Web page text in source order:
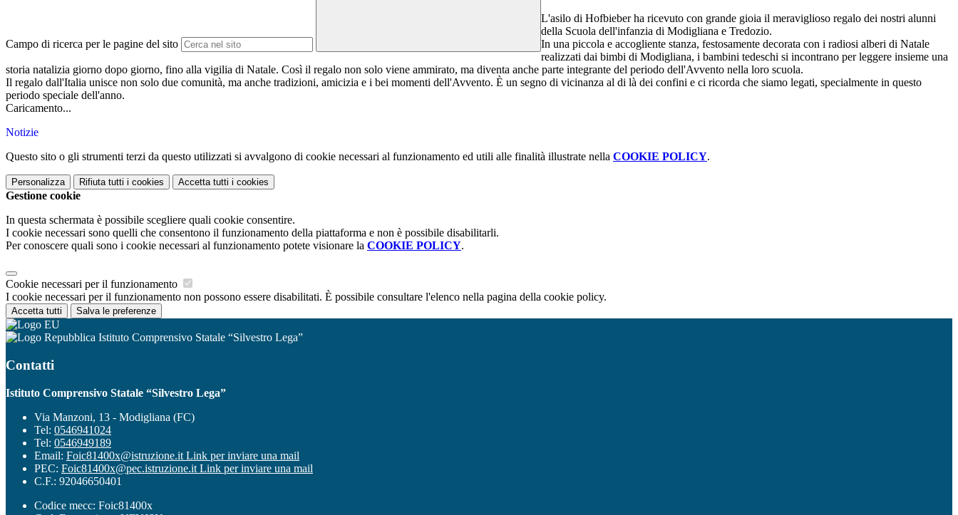
Campo di ricerca per le pagine del sito
L'asilo di Hofbieber ha ricevuto con grande gioia il meraviglioso regalo dei nostri alunni
della Scuola dell'infanzia di Modigliana e Tredozio.
In una piccola e accogliente stanza, festosamente decorata con i radiosi alberi di Natale
realizzati dai bimbi di Modigliana, i bambini tedeschi si incontrano per leggere insieme una
storia natalizia giorno dopo giorno, fino alla vigilia di Natale. Così il regalo non solo viene ammirato, ma diventa anche parte integrante del periodo dell'Avvento nella loro scuola.
Il regalo dall'Italia unisce non solo due comunità, ma anche tradizioni, amicizia e i bei momenti dell'Avvento. È un segno di vicinanza al di là dei confini e ci ricorda che siamo legati, specialmente in questo
periodo speciale dell'anno.
Caricamento...
Notizie
Questo sito o gli strumenti terzi da questo utilizzati si avvalgono di cookie necessari al funzionamento ed utili alle finalità illustrate nella COOKIE POLICY.
Personalizza Rifiuta tutti i cookies Accetta tutti i cookies
Gestione cookie
In questa schermata è possibile scegliere quali cookie consentire.
I cookie necessari sono quelli che consentono il funzionamento della piattaforma e non è possibile disabilitarli.
Per conoscere quali sono i cookie necessari al funzionamento potete visionare la COOKIE POLICY.
Cookie necessari per il funzionamento
I cookie necessari per il funzionamento non possono essere disabilitati. È possibile consultare l'elenco nella pagina della cookie policy.
Accetta tutti Salva le preferenze
Istituto Comprensivo Statale “Silvestro Lega”
Contatti
Istituto Comprensivo Statale “Silvestro Lega”
Via Manzoni, 13 - Modigliana (FC)
Tel: 0546941024
Tel: 0546949189
Email: Foic81400x@istruzione.it Link per inviare una mail
PEC: Foic81400x@pec.istruzione.it Link per inviare una mail
C.F.: 92046650401
Codice mecc: Foic81400x